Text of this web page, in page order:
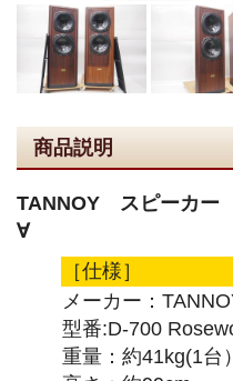
商品説明
TANNOY スピーカ
∀
［仕様］
メーカー：
型番:D-700
重量：約41kg(1台）